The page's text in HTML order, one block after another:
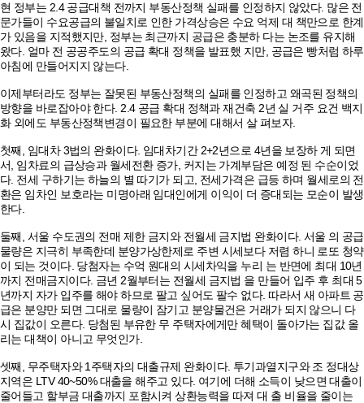
현 정부는 2.4 공급대책 전까지 부동산정책 실패를 인정하지 않았다. 많은 전
문가들이 수요공급의 불일치로 인한 가격상승은 수요 억제 대 책만으로 한계
가 있음을 지적했지만, 정부는 최근까지 공급은 충분하 다는 논조를 유지해
왔다. 얼마 전 공공주도의 공급 확대 정책을 발표했 지만, 공급은 빵처럼 하루
아침에 만들어지지 않는다.
이제부터라도 정부는 잘못된 부동산정책의 실패를 인정하고 왜곡된 정책의
방향을 바로잡아야 한다. 2.4 공급 확대 정책과 재건축 2년 실 거주 요건 백지
화 외에도 부동산정책변경이 필요한 부분에 대해서 살 펴보자.
첫째, 임대차 3법의 완화이다. 임대차기간 2+2년으로 4년을 보장하 게 되면
서, 임차료의 급상승과 월세전환 증가, 커지는 가계부담은 예정 된 수순이었
다. 전세 구하기는 하늘의 별 따기가 되고, 전세가격은 급등 하며 월세로의 전
환은 임차인 보호라는 미명아래 임대인에게 이익이 더 증대되는 모순이 발생
한다.
둘째, 서울 수도권의 전매 제한 금지와 전월세 금지법 완화이다. 서울 의 공급
물량은 지극히 부족한데 분양가상한제로 주변 시세보다 저렴 하니 로또 청약
이 되는 것이다. 당첨자는 수억 원대의 시세차익을 누리 는 반면에 최대 10년
까지 전매금지이다. 금년 2월부터는 전월세 금지법 을 만들어 입주 후 최대 5
년까지 자가 입주를 해야 하므로 팔고 싶어도 팔수 없다. 따라서 새 아파트 공
급은 분양만 되면 그대로 물량이 잠기고 분양물건은 거래가 되지 않으니 다
시 집값이 오른다. 당첨된 부유한 무 주택자에게만 혜택이 돌아가는 집값 올
리는 대책이 아니고 무엇인가.
셋째, 무주택자와 1주택자의 대출규제 완화이다. 투기과열지구와 조 정대상
지역은 LTV 40~50% 대출을 해주고 있다. 여기에 더해 소득이 낮으면 대출이
줄어들고 할부금 대출까지 포함시켜 상환능력을 따져 대 출 비율을 줄이는